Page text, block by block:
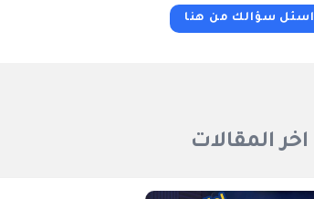
اسئل سؤالك من هنا
اخر المقالات